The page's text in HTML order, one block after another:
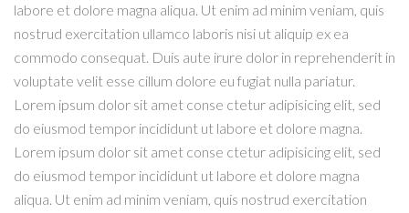
labore et dolore magna aliqua. Ut enim ad minim veniam, quis
nostrud exercitation ullamco laboris nisi ut aliquip ex ea
commodo consequat. Duis aute irure dolor in reprehenderit in
voluptate velit esse cillum dolore eu fugiat nulla pariatur.
Lorem ipsum dolor sit amet conse ctetur adipisicing elit, sed
do eiusmod tempor incididunt ut labore et dolore magna.
Lorem ipsum dolor sit amet conse ctetur adipisicing elit, sed
do eiusmod tempor incididunt ut labore et dolore magna
aliqua. Ut enim ad minim veniam, quis nostrud exercitation